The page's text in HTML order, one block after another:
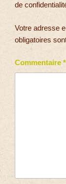
de
Votre adresse
obligatoires
Commentaire *